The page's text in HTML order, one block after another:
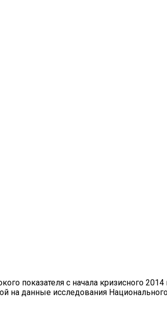
показателя с начала кризисного
на данные исследования